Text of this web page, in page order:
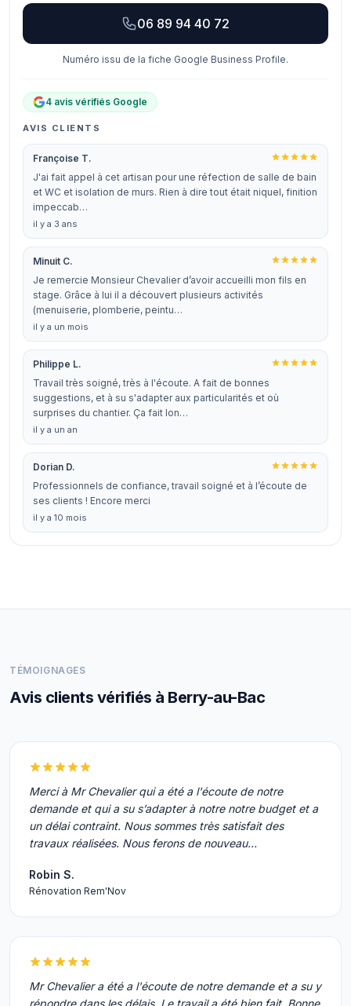
06 89 94 40 72
Numéro issu de la fiche Google Business Profile.
4 avis vérifiés Google
AVIS CLIENTS
Françoise T.
J'ai fait appel à cet artisan pour une réfection de salle de bain
et WC et isolation de murs. Rien à dire tout était niquel, finition
impeccab…
il y a 3 ans
Minuit C.
Je remercie Monsieur Chevalier d’avoir accueilli mon fils en
stage. Grâce à lui il a découvert plusieurs activités
(menuiserie, plomberie, peintu…
il y a un mois
Philippe L.
Travail très soigné, très à l'écoute. A fait de bonnes
suggestions, et à su s'adapter aux particularités et où
surprises du chantier. Ça fait lon…
il y a un an
Dorian D.
Professionnels de confiance, travail soigné et à l’écoute de
ses clients ! Encore merci
il y a 10 mois
TÉMOIGNAGES
Avis clients vérifiés à Berry-au-Bac
Merci à Mr Chevalier qui a été a l'écoute de notre
demande et qui a su s’adapter à notre notre budget et a
un délai contraint. Nous sommes très satisfait des
travaux réalisées. Nous ferons de nouveau…
Robin S.
Rénovation Rem'Nov
Mr Chevalier a été a l'écoute de notre demande et a su y
répondre dans les délais. Le travail a été bien fait. Bonne